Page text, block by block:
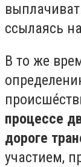
ссылаясь
В то же
процессе
дороге
участием,